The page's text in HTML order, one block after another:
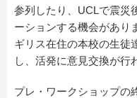
参列したり、UCLで震災
ーションする機会があり
ギリス在住の本校の生徒
し、活発に意見交換が行
プレ・ワークショップの